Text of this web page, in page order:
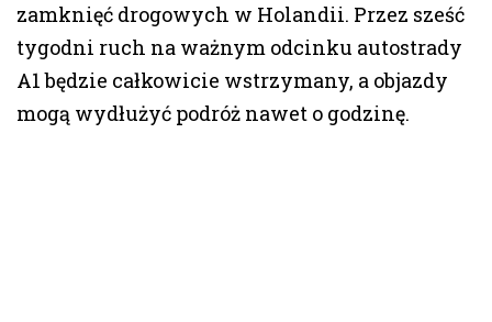
zamknięć drogowych w Holandii. Przez sześć
tygodni ruch na ważnym odcinku autostrady
A1 będzie całkowicie wstrzymany, a objazdy
mogą wydłużyć podróż nawet o godzinę.